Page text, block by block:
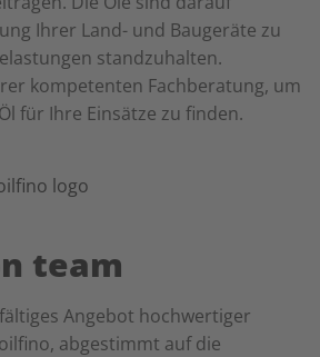
Ihrer Land- und Baugeräte zu
standzuhalten.
kompetenten Fachberatung, um
für Ihre Einsätze zu finden.
team
Angebot hochwertiger
abgestimmt auf die